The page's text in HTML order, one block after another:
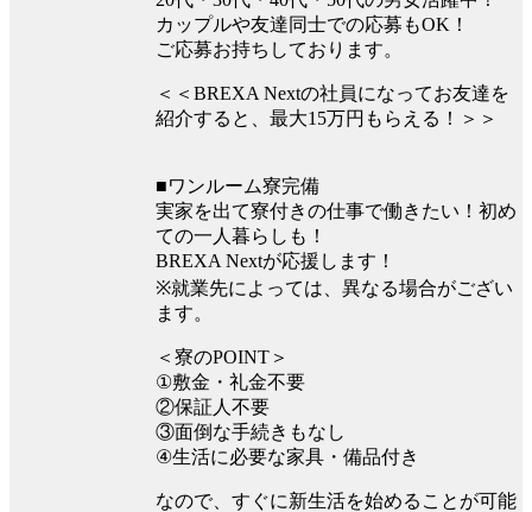
カップルや友達同士での応募もOK！
ご応募お持ちしております。
＜＜BREXA Nextの社員になってお友達を
紹介すると、最大15万円もらえる！＞＞
■ワンルーム寮完備
実家を出て寮付きの仕事で働きたい！初め
ての一人暮らしも！
BREXA Nextが応援します！
※就業先によっては、異なる場合がござい
ます。
＜寮のPOINT＞
①敷金・礼金不要
②保証人不要
③面倒な手続きもなし
④生活に必要な家具・備品付き
なので、すぐに新生活を始めることが可能